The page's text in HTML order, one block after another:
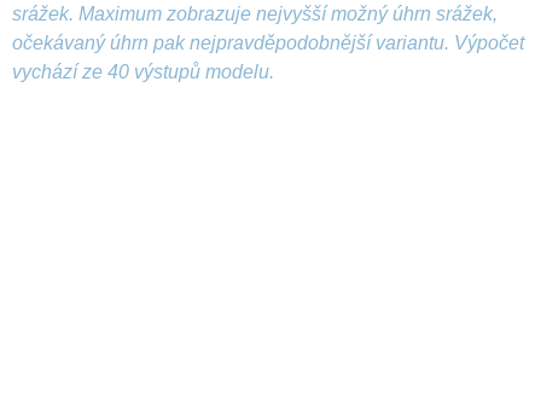
srážek. Maximum zobrazuje nejvyšší možný úhrn srážek,
očekávaný úhrn pak nejpravděpodobnější variantu. Výpočet
vychází ze 40 výstupů modelu.